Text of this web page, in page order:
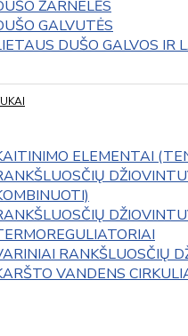
ŽARNELĖS
GALVUTĖS
DUŠO GALVOS IR
ELEMENTAI
RANKŠLUOSČIŲ
VANDENS